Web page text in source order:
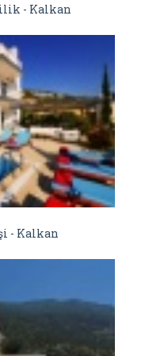
- Kalkan
- Kalkan